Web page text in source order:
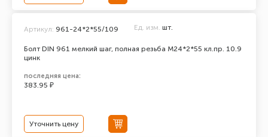
Болт DIN 961 мелкий шаг, полная резьба M24*2*55 кл.пр. 10.9
цинк
Артикул: 961-24*2*55/109 Ед. изм. шт.
последняя цена:
383.95 ₽
Уточнить цену